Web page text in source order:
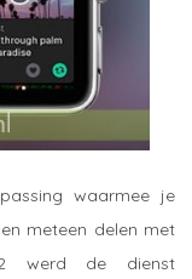
waarmee je
meteen delen met
werd de dienst